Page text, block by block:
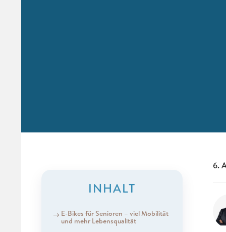
INHALT
E-Bikes für Senioren – viel Mobilität
und mehr Lebensqualität
6.